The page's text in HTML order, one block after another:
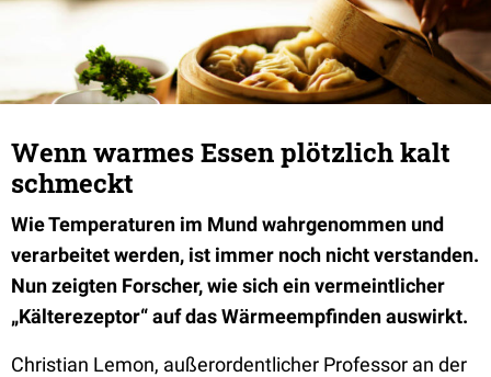
Wenn warmes Essen plötzlich kalt
schmeckt
Wie Temperaturen im Mund wahrgenommen und
verarbeitet werden, ist immer noch nicht verstanden.
Nun zeigten Forscher, wie sich ein vermeintlicher
„Kälterezeptor“ auf das Wärmeempfinden auswirkt.
Christian Lemon, außerordentlicher Professor an der